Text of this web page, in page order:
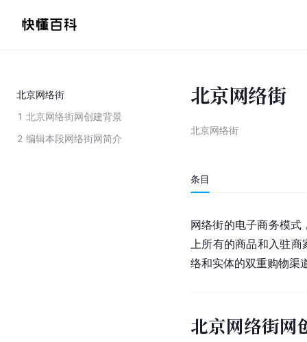
北京网络街
1 北京网络街网创建背景
2 编辑本段网络街网简介
北京网络街
北京网络街
条目
网络街的电子商务模
上所有的商品和入驻
络和实体的双重购物渠
北京网络街网